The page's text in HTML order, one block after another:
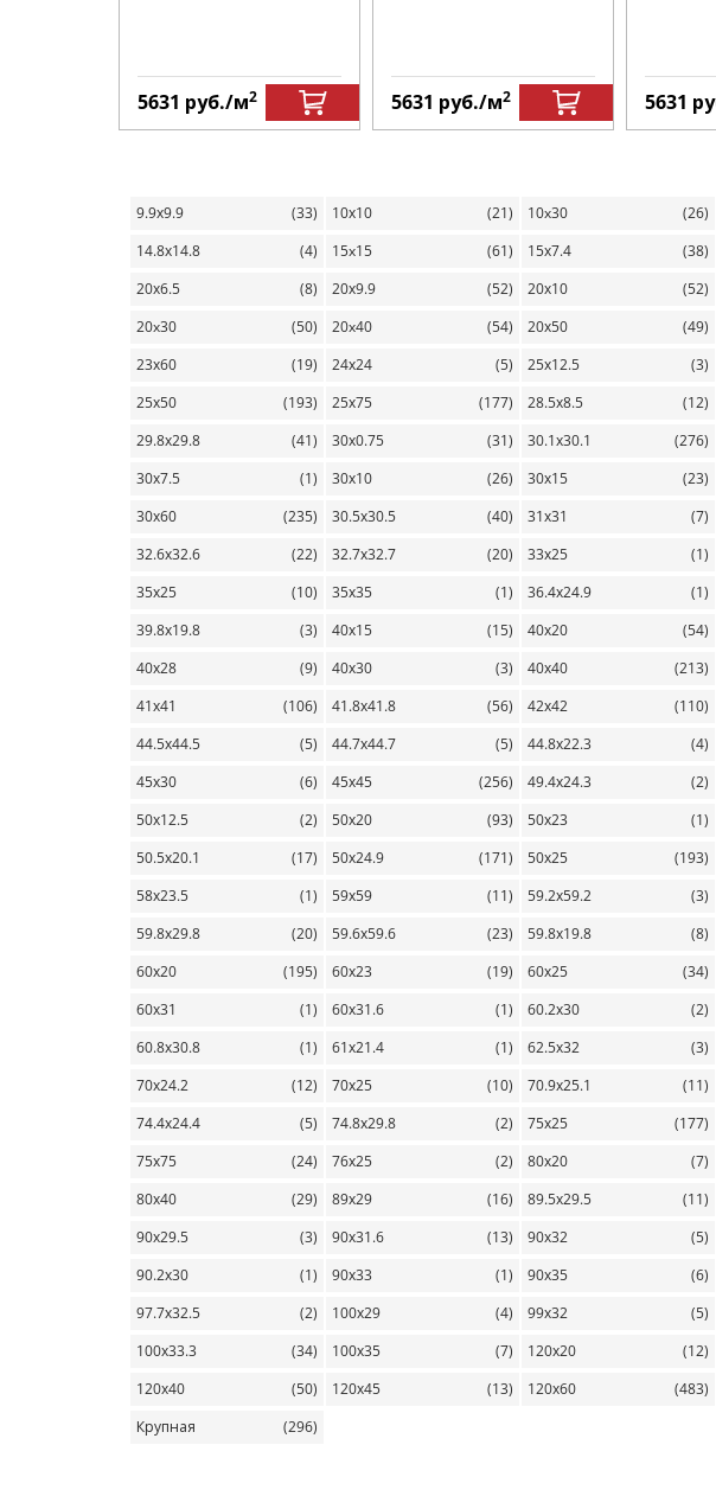
5631 руб./м2 5631 руб./м2 5631
9.9х9.9 (33) 10х10 (21) 10x30 (26)
14.8х14.8
(4) 15x15 (61) 15х7.4 (38)
20х6.5
(8) 20х9.9 (52) 20х10 (52)
20x30
(50) 20x40 (54) 20х50 (49)
23х60
(19) 24х24 (5) 25х12.5 (3)
25х50
(193) 25х75 (177) 28.5х8.5 (12)
29.8х29.8
(41) 30х0.75 (31) 30.1х30.1 (276)
30х7.5
(1) 30х10 (26) 30х15 (23)
30х60
(235) 30.5х30.5 (40) 31х31 (7)
32.6х32.6
(22) 32.7х32.7 (20) 33х25 (1)
35х25
(10) 35х35 (1) 36.4х24.9 (1)
39.8х19.8
(3) 40х15 (15) 40х20 (54)
40х28
(9) 40х30 (3) 40х40 (213)
41х41
(106) 41.8х41.8 (56) 42х42 (110)
44.5х44.5
(5) 44.7х44.7 (5) 44.8х22.3 (4)
45х30
(6) 45х45 (256) 49.4х24.3 (2)
50х12.5
(2) 50х20 (93) 50х23 (1)
50.5х20.1
(17) 50х24.9 (171) 50х25 (193)
58х23.5
(1) 59х59 (11) 59.2х59.2 (3)
59.8х29.8
(20) 59.6х59.6 (23) 59.8х19.8 (8)
60х20
(195) 60х23 (19) 60х25 (34)
60х31
(1) 60х31.6 (1) 60.2х30 (2)
60.8х30.8
(1) 61х21.4 (1) 62.5х32 (3)
70х24.2
(12) 70х25 (10) 70.9х25.1 (11)
74.4х24.4
(5) 74.8х29.8 (2) 75х25 (177)
75х75
(24) 76х25 (2) 80х20 (7)
80х40
(29) 89х29 (16) 89.5х29.5 (11)
90х29.5
(3) 90х31.6 (13) 90х32 (5)
90.2х30
(1) 90х33 (1) 90х35 (6)
97.7х32.5
(2) 100х29 (4) 99х32 (5)
100х33.3
(34) 100х35 (7) 120х20 (12)
120х40
(50) 120х45 (13) 120х60 (483)
Крупная
(296)